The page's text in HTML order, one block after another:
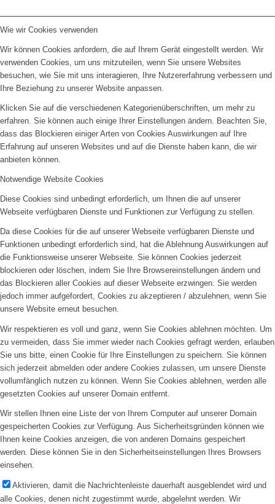
Wie wir Cookies verwenden
Wir können Cookies anfordern, die auf Ihrem Gerät eingestellt werden. Wir
verwenden Cookies, um uns mitzuteilen, wenn Sie unsere Websites
besuchen, wie Sie mit uns interagieren, Ihre Nutzererfahrung verbessern und
Ihre Beziehung zu unserer Website anpassen.
Klicken Sie auf die verschiedenen Kategorienüberschriften, um mehr zu
erfahren. Sie können auch einige Ihrer Einstellungen ändern. Beachten Sie,
dass das Blockieren einiger Arten von Cookies Auswirkungen auf Ihre
Erfahrung auf unseren Websites und auf die Dienste haben kann, die wir
anbieten können.
Notwendige Website Cookies
Diese Cookies sind unbedingt erforderlich, um Ihnen die auf unserer
Webseite verfügbaren Dienste und Funktionen zur Verfügung zu stellen.
Da diese Cookies für die auf unserer Webseite verfügbaren Dienste und
Funktionen unbedingt erforderlich sind, hat die Ablehnung Auswirkungen auf
die Funktionsweise unserer Webseite. Sie können Cookies jederzeit
blockieren oder löschen, indem Sie Ihre Browsereinstellungen ändern und
das Blockieren aller Cookies auf dieser Webseite erzwingen. Sie werden
jedoch immer aufgefordert, Cookies zu akzeptieren / abzulehnen, wenn Sie
unsere Website erneut besuchen.
Wir respektieren es voll und ganz, wenn Sie Cookies ablehnen möchten. Um
zu vermeiden, dass Sie immer wieder nach Cookies gefragt werden, erlauben
Sie uns bitte, einen Cookie für Ihre Einstellungen zu speichern. Sie können
sich jederzeit abmelden oder andere Cookies zulassen, um unsere Dienste
vollumfänglich nutzen zu können. Wenn Sie Cookies ablehnen, werden alle
gesetzten Cookies auf unserer Domain entfernt.
Wir stellen Ihnen eine Liste der von Ihrem Computer auf unserer Domain
gespeicherten Cookies zur Verfügung. Aus Sicherheitsgründen können wie
Ihnen keine Cookies anzeigen, die von anderen Domains gespeichert
werden. Diese können Sie in den Sicherheitseinstellungen Ihres Browsers
einsehen.
Aktivieren, damit die Nachrichtenleiste dauerhaft ausgeblendet wird und
alle Cookies, denen nicht zugestimmt wurde, abgelehnt werden. Wir